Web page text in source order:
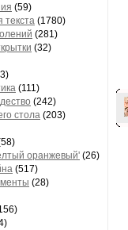
(59)
текста (1780)
(281)
(32)
(111)
(242)
стола (203)
оранжевый' (26)
(517)
(28)